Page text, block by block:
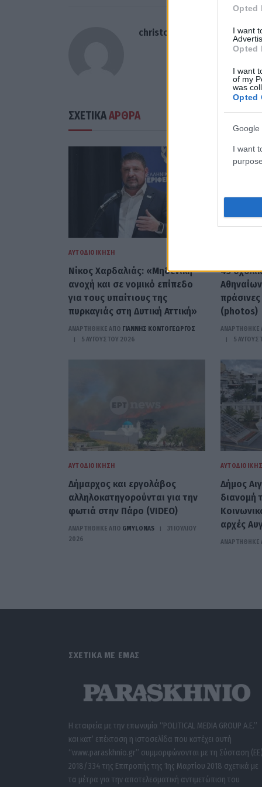
Opted
I want
Opted
I want
of my
was
Opted
Google
I want
christosgan
ΣΧΕΤΙΚΑΑΡΘΡΑ
ΑΥΤΟΔΙΟΊΚΗΣΗ
Νίκος Χαρδαλιάς: «Μηδενική
ανοχή και σε νομικό επίπεδο
για τους υπαίτιους της
πυρκαγιάς στη Δυτική Αττική»
ΑΝΑΡΤΗΘΗΚΕ ΑΠΟ ΓΙΆΝΝΗΣ ΚΟΝΤΟΓΕΏΡΓΟΣ
5 ΑΥΓΟΎΣΤΟΥ 2026
43
Αθηναίων
(photos)
ΑΝΑΡΤΗΘΗΚΕ
5
ΑΥΤΟΔΙΟΊΚΗΣΗ
Δήμαρχος και εργολάβος
αλληλοκατηγορούνται για την
φωτιά στην Πάρο (VIDEO)
ΑΝΑΡΤΗΘΗΚΕ ΑΠΟ GMYLONAS
31 ΙΟΥΛΊΟΥ
2026
Δήμος
διανομή
αρχές
ΑΝΑΡΤΗΘΗΚΕ
ΣΧΕΤΙΚΑ ΜΕ ΕΜΑΣ
Η εταιρεία με την επωνυμία “POLITICAL MEDIA GROUP A.E.”
και κατ’ επέκταση η ιστοσελίδα που κατέχει αυτή
“www.paraskhnio.gr” συμμορφώνονται με τη Σύσταση (ΕΕ)
2018/334 της Επιτροπής της 1ης Μαρτίου 2018 σχετικά με
τα μέτρα για την αποτελεσματική αντιμετώπιση του